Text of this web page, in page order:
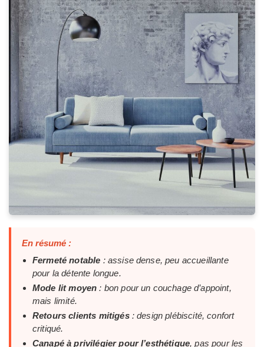
En résumé :
Fermeté notable : assise dense, peu accueillante
pour la détente longue.
Mode lit moyen : bon pour un couchage d’appoint,
mais limité.
Retours clients mitigés: design plébiscité, confort
critiqué.
Canapé à privilégier pour l’esthétique, pas pour les